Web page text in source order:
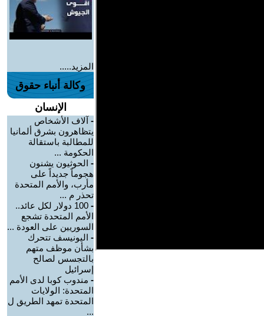
المزيد.....
وكالة أنباء حقوق
الإنسان
- آلاف الأشخاص
يتظاهرون بشرق ألمانيا
للمطالبة باستقالة
الحكومة ...
- الحوثيون يشنون
هجوماً جديداً على
مأرب، والأمم المتحدة
تحذر م ...
-
100 دولار لكل عائد..
الأمم المتحدة تشجع
السوريين على العودة ...
- اليونيسف تتحرك
بشأن موظف متهم
بالتجسس لصالح
إسرائيل
- مندوب كوبا لدى الأمم
المتحدة: الولايات
المتحدة تمهد الطريق ل
...